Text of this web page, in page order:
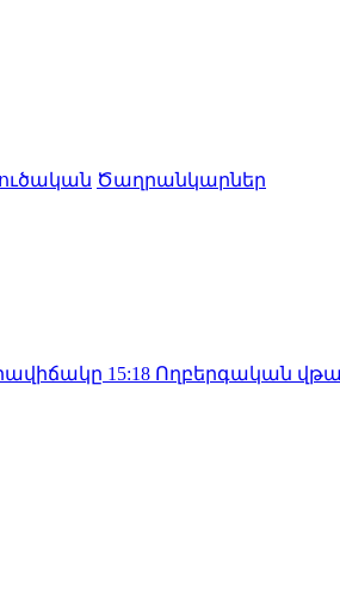
Ծաղրանկարներ
Ողբերգական վթար